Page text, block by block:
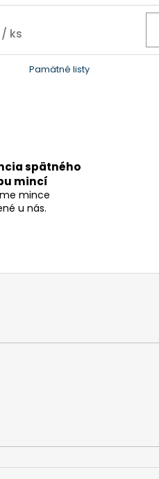
/ ks
Pamätné listy
spätného
mincí
mince
u nás.